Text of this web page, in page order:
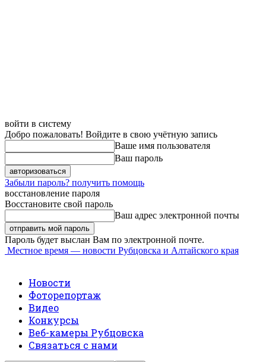
войти в систему
Добро пожаловать! Войдите в свою учётную запись
Ваше имя пользователя
Ваш пароль
Забыли пароль? получить помощь
восстановление пароля
Восстановите свой пароль
Ваш адрес электронной почты
Пароль будет выслан Вам по электронной почте.
Местное время — новости Рубцовска и Алтайского края
Новости
Фоторепортаж
Видео
Конкурсы
Веб-камеры Рубцовска
Связаться с нами